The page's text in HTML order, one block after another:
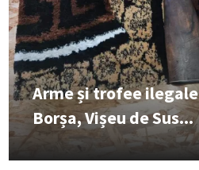
Arme și trofee
Borșa, Vișeu de Sus...